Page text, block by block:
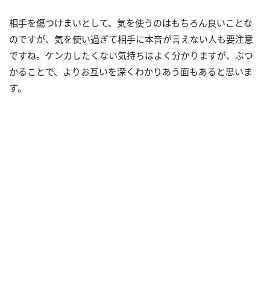
相手を傷つけまいとして、気を使うのはもちろん良いことな
のですが、気を使い過ぎて相手に本音が言えない人も要注意
ですね。ケンカしたくない気持ちはよく分かりますが、ぶつ
かることで、よりお互いを深くわかりあう面もあると思いま
す。